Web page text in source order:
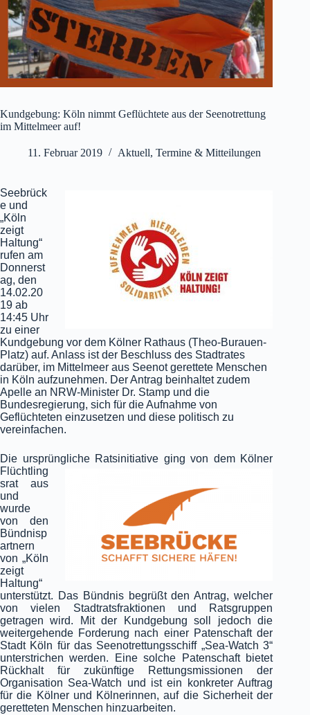
Kundgebung: Köln nimmt Geflüchtete aus der Seenotrettung
im Mittelmeer auf!
11. Februar 2019 Aktuell, Termine & Mitteilungen
Seebrück
e und
„Köln
zeigt
Haltung“
rufen am
Donnerst
ag, den
14.02.20
19 ab
14:45 Uhr
zu einer
Kundgebung vor dem Kölner Rathaus (Theo-Burauen-
Platz) auf. Anlass ist der Beschluss des Stadtrates
darüber, im Mittelmeer aus Seenot gerettete Menschen
in Köln aufzunehmen. Der Antrag beinhaltet zudem
Apelle an NRW-Minister Dr. Stamp und die
Bundesregierung, sich für die Aufnahme von
Geflüchteten einzusetzen und diese politisch zu
vereinfachen.
Die ursprüngliche Ratsinitiative ging von dem Kölner
Flüchtling
srat aus
und
wurde
von den
Bündnisp
artnern
von „Köln
zeigt
Haltung“
unterstützt. Das Bündnis begrüßt den Antrag, welcher
von vielen Stadtratsfraktionen und Ratsgruppen
getragen wird. Mit der Kundgebung soll jedoch die
weitergehende Forderung nach einer Patenschaft der
Stadt Köln für das Seenotrettungsschiff „Sea-Watch 3“
unterstrichen werden. Eine solche Patenschaft bietet
Rückhalt für zukünftige Rettungsmissionen der
Organisation Sea-Watch und ist ein konkreter Auftrag
für die Kölner und Kölnerinnen, auf die Sicherheit der
geretteten Menschen hinzuarbeiten.